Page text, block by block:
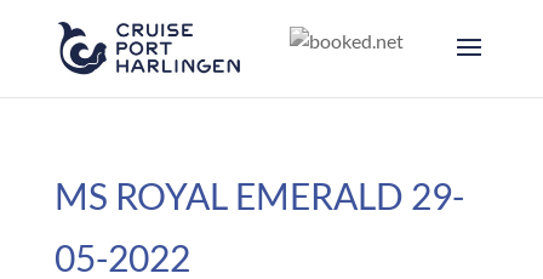
MS ROYAL EMERALD 29-
05-2022